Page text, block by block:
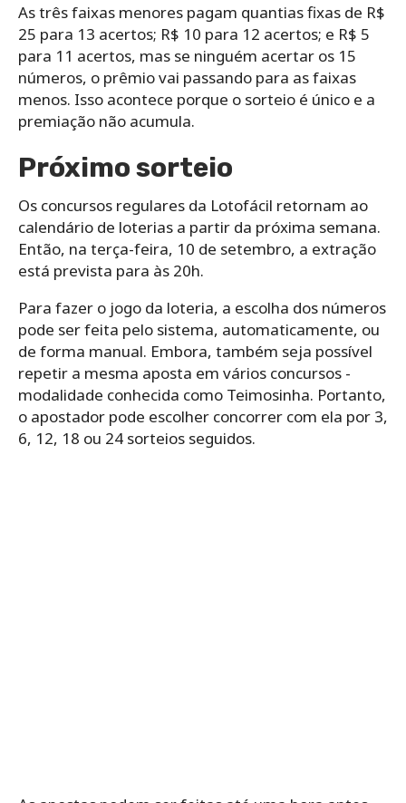
As três faixas menores pagam quantias fixas de R$
25 para 13 acertos; R$ 10 para 12 acertos; e R$ 5
para 11 acertos, mas se ninguém acertar os 15
números, o prêmio vai passando para as faixas
menos. Isso acontece porque o sorteio é único e a
premiação não acumula.
Próximo sorteio
Os concursos regulares da Lotofácil retornam ao
calendário de loterias a partir da próxima semana.
Então, na terça-feira, 10 de setembro, a extração
está prevista para às 20h.
Para‌ ‌fazer‌ ‌o‌ ‌jogo da loteria,‌ ‌a‌ ‌escolha‌ ‌dos‌ ‌números‌
‌pode‌ ‌ser‌ ‌feita‌ ‌pelo‌ ‌sistema,‌ ‌automaticamente,‌ ‌ou‌
‌de‌ ‌forma‌ ‌manual.‌ Embora, ‌também‌ ‌seja‌ ‌possível‌
‌repetir‌ ‌a‌ ‌mesma‌ ‌aposta‌ ‌em‌ ‌vários‌ ‌concursos -‌
‌modalidade‌ ‌conhecida‌ ‌como‌ ‌Teimosinha.‌ ‌Portanto,
o ‌apostador‌ ‌pode‌ ‌escolher‌ ‌concorrer‌ ‌com‌ ‌ela‌ ‌por‌ ‌3,‌
‌6,‌ ‌12,‌ ‌18‌ ‌ou‌ ‌24‌ ‌sorteios seguidos.‌ ‌